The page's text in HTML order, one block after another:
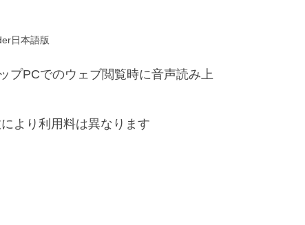
日本語版
プPCでのウェブ閲覧時に音声読み上
より利用料は異なります